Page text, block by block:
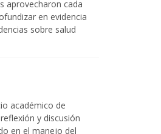
aprovecharon cada
en evidencia
sobre salud
académico de
y discusión
en el manejo del